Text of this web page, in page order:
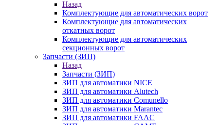
Назад
Комплектующие для автоматических ворот
Комплектующие для автоматических
откатных ворот
Комплектующие для автоматических
секционных ворот
Запчасти (ЗИП)
Назад
Запчасти (ЗИП)
ЗИП для автоматики NICE
ЗИП для автоматики Alutech
ЗИП для автоматики Comunello
ЗИП для автоматики Marantec
ЗИП для автоматики FAAC